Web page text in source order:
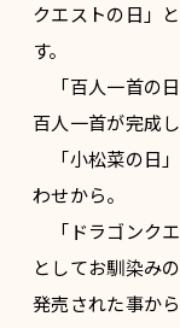
クエストの日」
す。
「百人一首の
百人一首が完成
「小松菜の日
わせから。
「ドラゴンク
としてお馴染み
発売された事から